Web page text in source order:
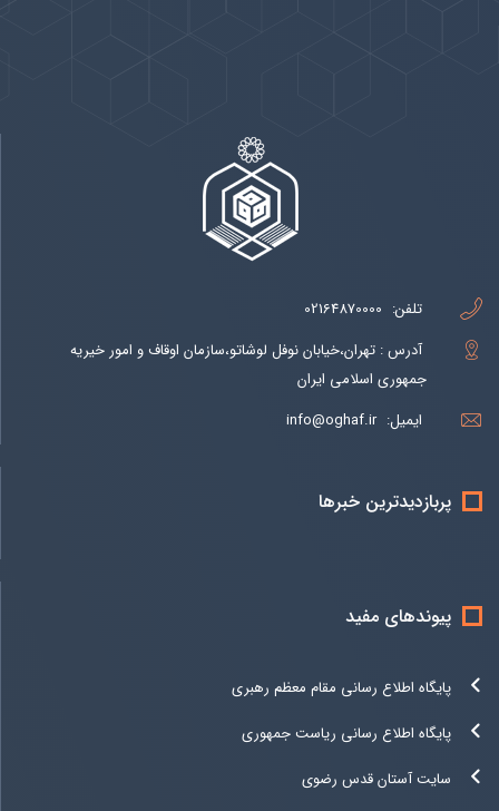
تلفن: 02164870000
آدرس : تهران،خیابان نوفل لوشاتو،سازمان اوقاف و امور خیریه
جمهوری اسلامی ایران
ایمیل: info@oghaf.ir
پربازدیدترین خبرها
پیوندهای مفید
پایگاه اطلاع رسانی مقام معظم رهبری
پایگاه اطلاع رسانی ریاست جمهوری
سایت آستان قدس رضوی